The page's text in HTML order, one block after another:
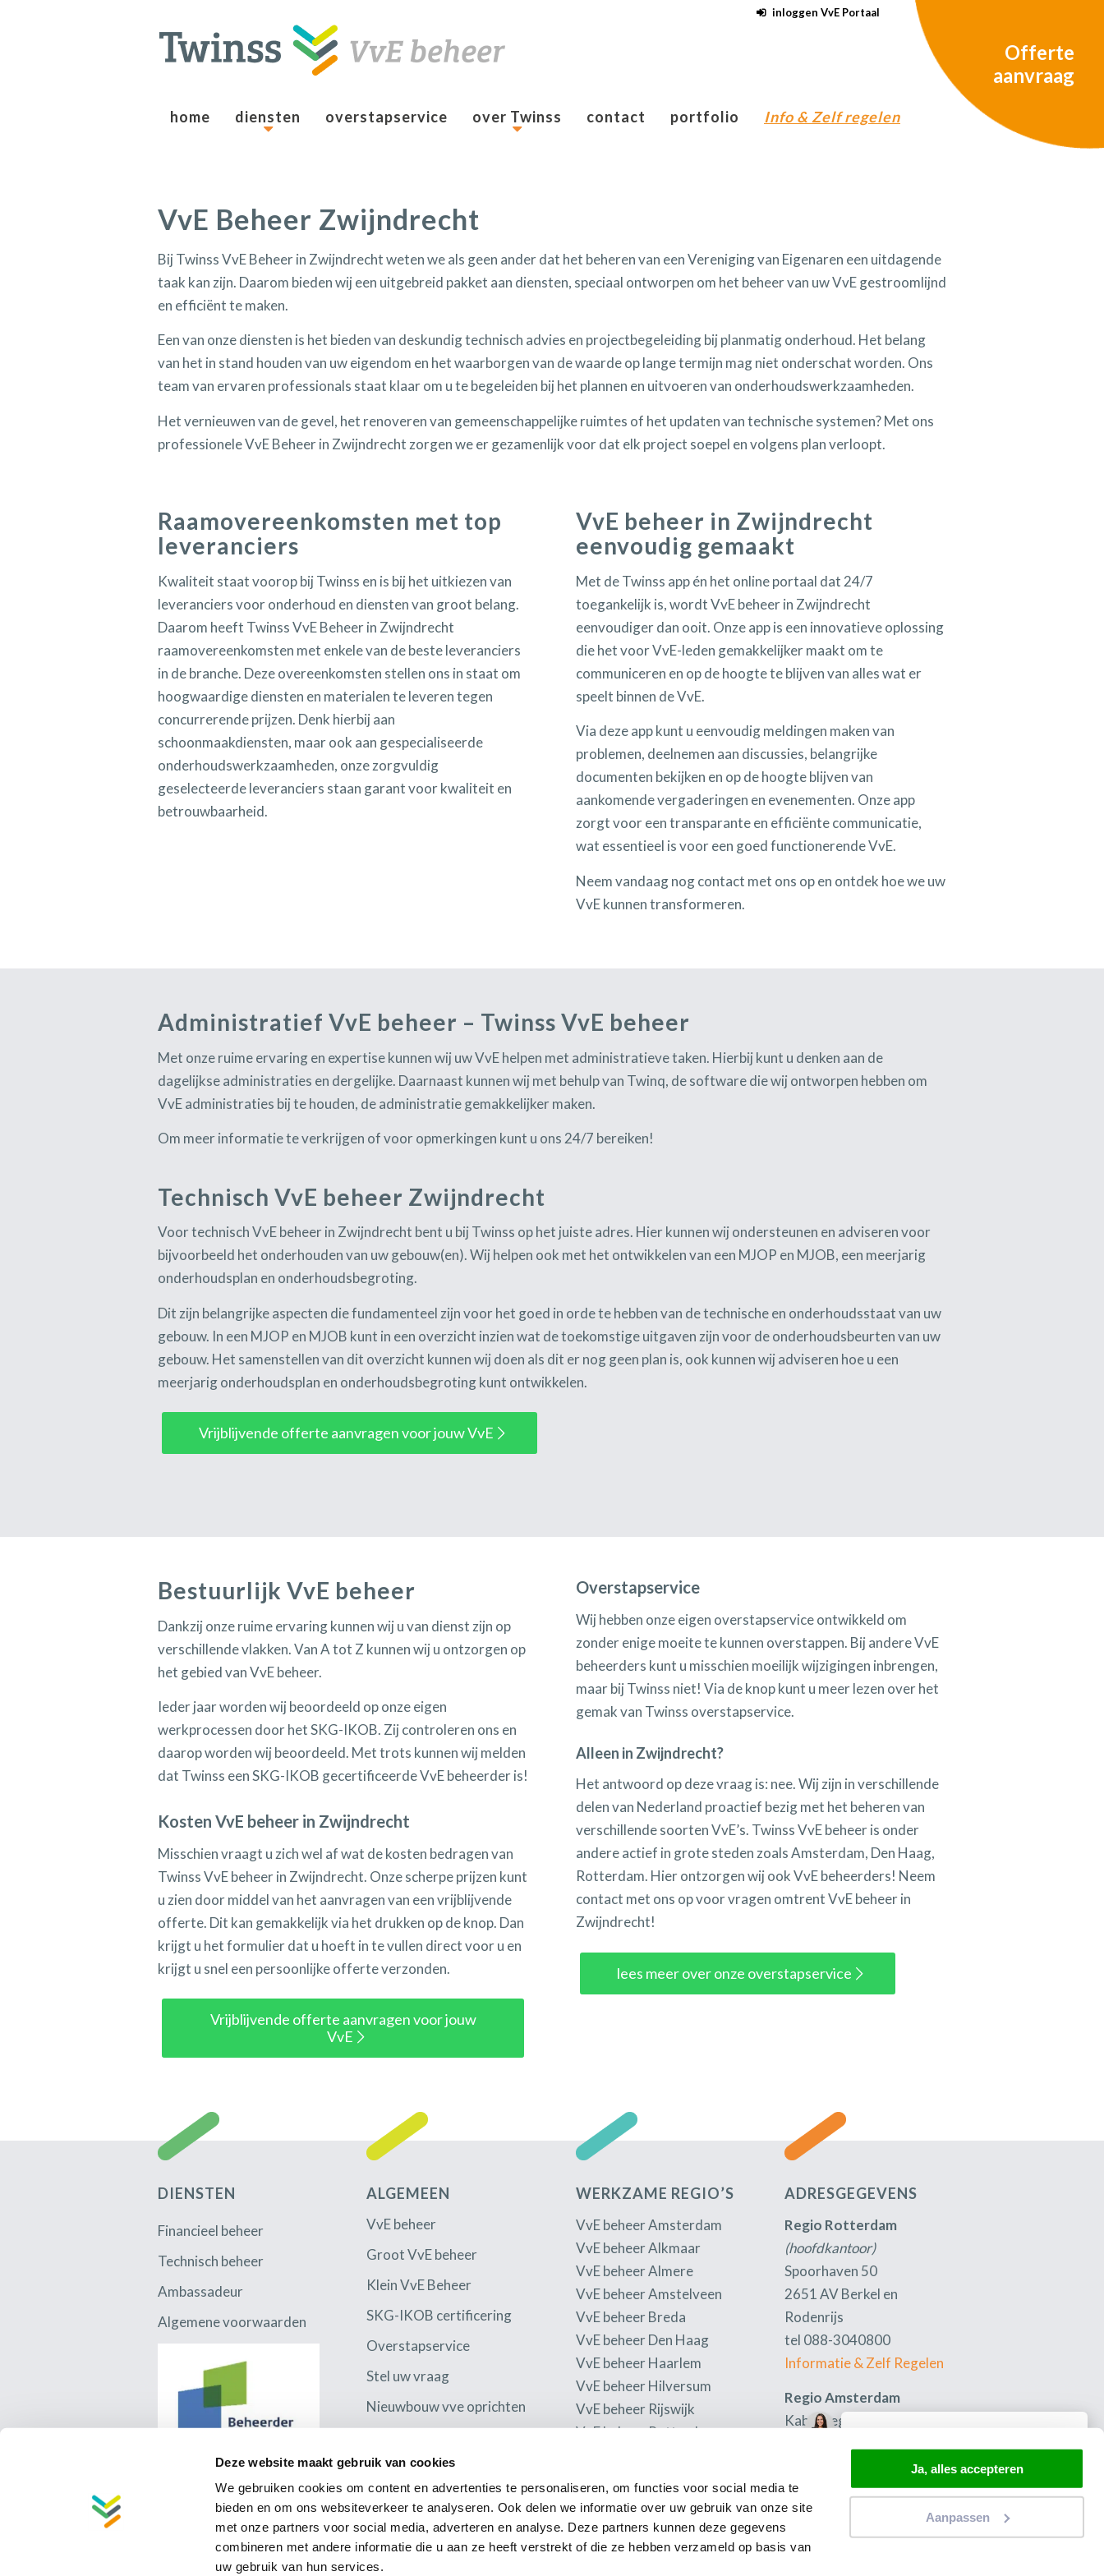
Deze website maakt gebruik van cookies
We gebruiken cookies om content en advertenties te personaliseren, om functies voor social media te
bieden en om ons websiteverkeer te analyseren. Ook delen we informatie over uw gebruik van onze site
met onze partners voor social media, adverteren en analyse. Deze partners kunnen deze gegevens
combineren met andere informatie die u aan ze heeft verstrekt of die ze hebben verzameld op basis van
uw gebruik van hun services.
Ja, alles accepteren
Aanpassen
Offerte
aanvraag
inloggen VvE Portaal
home diensten overstapservice over Twinss contact portfolio Info & Zelf regelen
VvE Beheer Zwijndrecht
Bij Twinss VvE Beheer in Zwijndrecht weten we als geen ander dat het beheren van een Vereniging van Eigenaren een uitdagende
taak kan zijn. Daarom bieden wij een uitgebreid pakket aan diensten, speciaal ontworpen om het beheer van uw VvE gestroomlijnd
en efficiënt te maken.
Een van onze diensten is het bieden van deskundig technisch advies en projectbegeleiding bij planmatig onderhoud. Het belang
van het in stand houden van uw eigendom en het waarborgen van de waarde op lange termijn mag niet onderschat worden. Ons
team van ervaren professionals staat klaar om u te begeleiden bij het plannen en uitvoeren van onderhoudswerkzaamheden.
Het vernieuwen van de gevel, het renoveren van gemeenschappelijke ruimtes of het updaten van technische systemen? Met ons
professionele VvE Beheer in Zwijndrecht zorgen we er gezamenlijk voor dat elk project soepel en volgens plan verloopt.
Raamovereenkomsten met top
leveranciers
Kwaliteit staat voorop bij Twinss en is bij het uitkiezen van
leveranciers voor onderhoud en diensten van groot belang.
Daarom heeft Twinss VvE Beheer in Zwijndrecht
raamovereenkomsten met enkele van de beste leveranciers
in de branche. Deze overeenkomsten stellen ons in staat om
hoogwaardige diensten en materialen te leveren tegen
concurrerende prijzen. Denk hierbij aan
schoonmaakdiensten, maar ook aan gespecialiseerde
onderhoudswerkzaamheden, onze zorgvuldig
geselecteerde leveranciers staan garant voor kwaliteit en
betrouwbaarheid.
VvE beheer in Zwijndrecht
eenvoudig gemaakt
Met de Twinss app én het online portaal dat 24/7
toegankelijk is, wordt VvE beheer in Zwijndrecht
eenvoudiger dan ooit. Onze app is een innovatieve oplossing
die het voor VvE-leden gemakkelijker maakt om te
communiceren en op de hoogte te blijven van alles wat er
speelt binnen de VvE.
Via deze app kunt u eenvoudig meldingen maken van
problemen, deelnemen aan discussies, belangrijke
documenten bekijken en op de hoogte blijven van
aankomende vergaderingen en evenementen. Onze app
zorgt voor een transparante en efficiënte communicatie,
wat essentieel is voor een goed functionerende VvE.
Neem vandaag nog contact met ons op en ontdek hoe we uw
VvE kunnen transformeren.
Administratief VvE beheer – Twinss VvE beheer
Met onze ruime ervaring en expertise kunnen wij uw VvE helpen met administratieve taken. Hierbij kunt u denken aan de
dagelijkse administraties en dergelijke. Daarnaast kunnen wij met behulp van Twinq, de software die wij ontworpen hebben om
VvE administraties bij te houden, de administratie gemakkelijker maken.
Om meer informatie te verkrijgen of voor opmerkingen kunt u ons 24/7 bereiken!
Technisch VvE beheer Zwijndrecht
Voor technisch VvE beheer in Zwijndrecht bent u bij Twinss op het juiste adres. Hier kunnen wij ondersteunen en adviseren voor
bijvoorbeeld het onderhouden van uw gebouw(en). Wij helpen ook met het ontwikkelen van een MJOP en MJOB, een meerjarig
onderhoudsplan en onderhoudsbegroting.
Dit zijn belangrijke aspecten die fundamenteel zijn voor het goed in orde te hebben van de technische en onderhoudsstaat van uw
gebouw. In een MJOP en MJOB kunt in een overzicht inzien wat de toekomstige uitgaven zijn voor de onderhoudsbeurten van uw
gebouw. Het samenstellen van dit overzicht kunnen wij doen als dit er nog geen plan is, ook kunnen wij adviseren hoe u een
meerjarig onderhoudsplan en onderhoudsbegroting kunt ontwikkelen.
Vrijblijvende offerte aanvragen voor jouw VvE
Bestuurlijk VvE beheer
Dankzij onze ruime ervaring kunnen wij u van dienst zijn op
verschillende vlakken. Van A tot Z kunnen wij u ontzorgen op
het gebied van VvE beheer.
Ieder jaar worden wij beoordeeld op onze eigen
werkprocessen door het SKG-IKOB. Zij controleren ons en
daarop worden wij beoordeeld. Met trots kunnen wij melden
dat Twinss een SKG-IKOB gecertificeerde VvE beheerder is!
Kosten VvE beheer in Zwijndrecht
Misschien vraagt u zich wel af wat de kosten bedragen van
Twinss VvE beheer in Zwijndrecht. Onze scherpe prijzen kunt
u zien door middel van het aanvragen van een vrijblijvende
offerte. Dit kan gemakkelijk via het drukken op de knop. Dan
krijgt u het formulier dat u hoeft in te vullen direct voor u en
krijgt u snel een persoonlijke offerte verzonden.
Vrijblijvende offerte aanvragen voor jouw
VvE
Overstapservice
Wij hebben onze eigen overstapservice ontwikkeld om
zonder enige moeite te kunnen overstappen. Bij andere VvE
beheerders kunt u misschien moeilijk wijzigingen inbrengen,
maar bij Twinss niet! Via de knop kunt u meer lezen over het
gemak van Twinss overstapservice.
Alleen in Zwijndrecht?
Het antwoord op deze vraag is: nee. Wij zijn in verschillende
delen van Nederland proactief bezig met het beheren van
verschillende soorten VvE’s. Twinss VvE beheer is onder
andere actief in grote steden zoals Amsterdam, Den Haag,
Rotterdam. Hier ontzorgen wij ook VvE beheerders! Neem
contact met ons op voor vragen omtrent VvE beheer in
Zwijndrecht!
lees meer over onze overstapservice
DIENSTEN
Financieel beheer
Technisch beheer
Ambassadeur
Algemene voorwaarden
ALGEMEEN
VvE beheer
Groot VvE beheer
Klein VvE Beheer
SKG-IKOB certificering
Overstapservice
Stel uw vraag
Nieuwbouw vve oprichten
VvE Energie
Klachten en geschillen
Privacy verklaring
WERKZAME REGIO’S
VvE beheer Amsterdam
VvE beheer Alkmaar
VvE beheer Almere
VvE beheer Amstelveen
VvE beheer Breda
VvE beheer Den Haag
VvE beheer Haarlem
VvE beheer Hilversum
VvE beheer Rijswijk
VvE beheer Rotterdam
ADRESGEGEVENS
Regio Rotterdam
(hoofdkantoor)
Spoorhaven 50
2651 AV Berkel en
Rodenrijs
tel 088-3040800
Informatie & Zelf Regelen
Regio Amsterdam
Kabelweg 57
Informatie & Zelf Regelen
K.v.K.